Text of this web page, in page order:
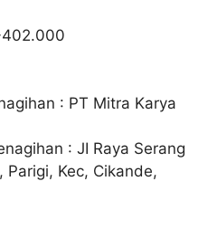
402.000
: PT Mitra Karya
: JI Raya Serang
Parigi, Kec, Cikande,